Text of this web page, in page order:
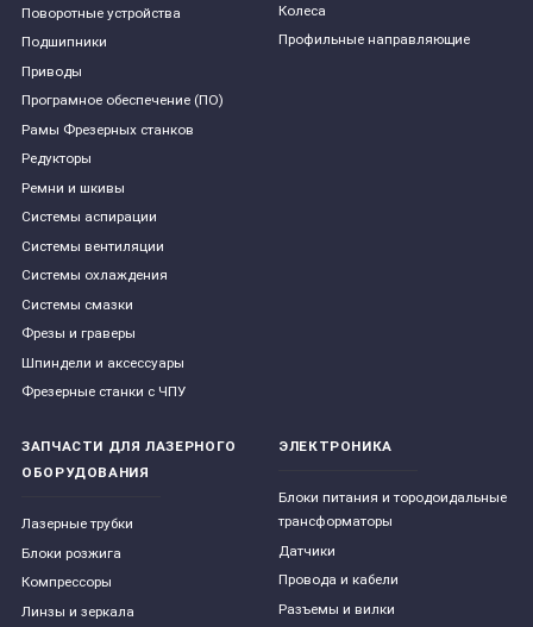
Поворотные устройства
Подшипники
Приводы
Програмное обеспечение (ПО)
Рамы Фрезерных станков
Редукторы
Ремни и шкивы
Системы аспирации
Системы вентиляции
Системы охлаждения
Системы смазки
Фрезы и граверы
Шпиндели и аксессуары
Фрезерные станки с ЧПУ
Колеса
Профильные направляющие
ЗАПЧАСТИ ДЛЯ ЛАЗЕРНОГО
ОБОРУДОВАНИЯ
Лазерные трубки
Блоки розжига
Компрессоры
Линзы и зеркала
ЭЛЕКТРОНИКА
Блоки питания и тородоидальные
трансформаторы
Датчики
Провода и кабели
Разъемы и вилки